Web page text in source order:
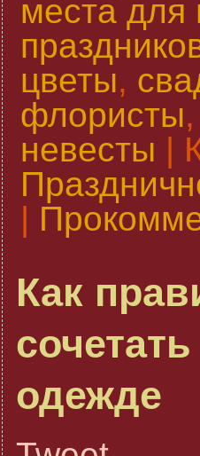
места для
цветы,
флористы
невесты |
|
Как
одежде